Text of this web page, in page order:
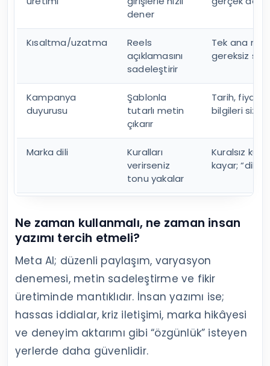
dener
Kısaltma/uzatma
Reels
açıklamasını
sadeleştirir
Tek ana
gereksiz
Kampanya
duyurusu
Şablonla
tutarlı metin
çıkarır
Tarih, fiyat,
bilgileri siz
Marka dili
Kuralları
verirseniz
tonu yakalar
Kuralsız
kayar; “dil
Ne zaman kullanmalı, ne zaman insan
yazımı tercih etmeli?
Meta AI; düzenli paylaşım, varyasyon
denemesi, metin sadeleştirme ve fikir
üretiminde mantıklıdır. İnsan yazımı ise;
hassas iddialar, kriz iletişimi, marka hikâyesi
ve deneyim aktarımı gibi “özgünlük” isteyen
yerlerde daha güvenlidir.